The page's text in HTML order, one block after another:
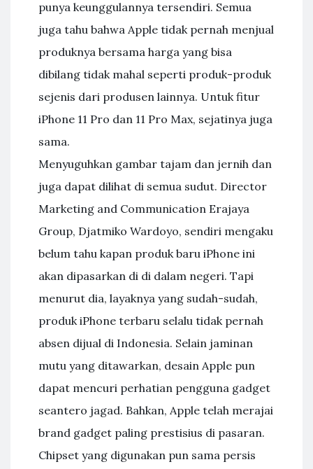
punya keunggulannya tersendiri. Semua
juga tahu bahwa Apple tidak pernah menjual
produknya bersama harga yang bisa
dibilang tidak mahal seperti produk-produk
sejenis dari produsen lainnya. Untuk fitur
iPhone 11 Pro dan 11 Pro Max, sejatinya juga
sama.
Menyuguhkan gambar tajam dan jernih dan
juga dapat dilihat di semua sudut. Director
Marketing and Communication Erajaya
Group, Djatmiko Wardoyo, sendiri mengaku
belum tahu kapan produk baru iPhone ini
akan dipasarkan di di dalam negeri. Tapi
menurut dia, layaknya yang sudah-sudah,
produk iPhone terbaru selalu tidak pernah
absen dijual di Indonesia. Selain jaminan
mutu yang ditawarkan, desain Apple pun
dapat mencuri perhatian pengguna gadget
seantero jagad. Bahkan, Apple telah merajai
brand gadget paling prestisius di pasaran.
Chipset yang digunakan pun sama persis